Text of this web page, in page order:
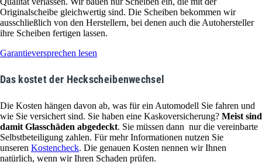
Originalscheibe gleichwertig sind. Die Scheiben bekommen wir
ausschließlich von den Herstellern, bei denen auch die Autohersteller
ihre Scheiben fertigen lassen.
Garantieversprechen lesen
Das kostet der Heckscheibenwechsel
Die Kosten hängen davon ab, was für ein Automodell Sie fahren und
wie Sie versichert sind. Sie haben eine Kaskoversicherung? Meist sind
damit Glasschäden abgedeckt. Sie müssen dann nur die vereinbarte
Selbstbeteiligung zahlen. Für mehr Informationen nutzen Sie
unseren Kostencheck. Die genauen Kosten nennen wir Ihnen
natürlich, wenn wir Ihren Schaden prüfen.